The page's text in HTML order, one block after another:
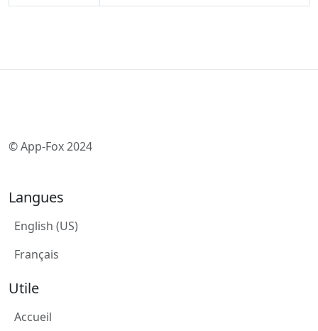
© App-Fox 2024
Langues
English (US)
Français
Utile
Accueil